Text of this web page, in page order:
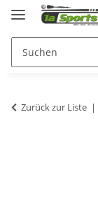
Zurück zur Liste